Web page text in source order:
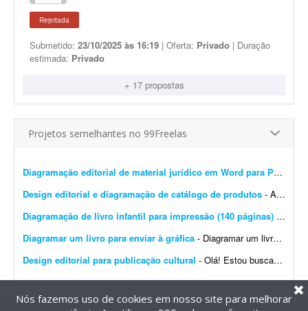
Rejeitada
Submetido: 23/10/2025 às 16:19 | Oferta: Privado | Duração
estimada: Privado
+ 17 propostas
Projetos semelhantes no 99Freelas
Diagramação editorial de material jurídico em Word para PDF premium
Design editorial e diagramação de catálogo de produtos - A DistribuiBem, distribuidora de alimentos e produtos premium, está procurando um profissional de design editorial e diagramação para revisar, modernizar e manter nosso cat&aac...
Diagramação de livro infantil para impressão (140 páginas)
Diagramar um livro para enviar à gráfica - Diagramar um livro para enviar à gráfica. 95% do livro é texto. Formato 170x240 mm. (ao alto), compostos por: - 380 páginas impressas a 1/1 cor (preto) em ior 90 grs. -...
Design editorial para publicação cultural - Olá! Estou buscando um designer editorial ou diagramador para uma publicação cultural do Projeto Maracá, desenvolvido em Guaíra (SP). É importante que o p...
Nós fazemos uso de cookies em nosso site para melhorar